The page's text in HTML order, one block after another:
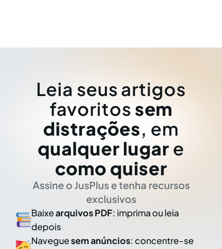
Leia seus artigos
favoritos sem
distrações, em
qualquer lugar e
como quiser
Assine o JusPlus e tenha recursos
exclusivos
Baixearquivos PDF: imprima ou leia
depois
Naveguesem anúncios: concentre-se